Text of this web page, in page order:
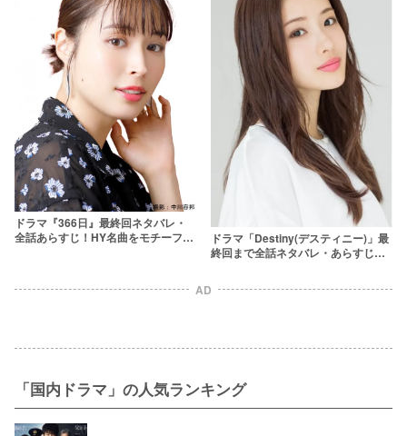
ドラマ『366日』最終回ネタバレ・
全話あらすじ！HY名曲をモチーフに
ドラマ「Destiny(デスティニー)」最
終回まで全話ネタバレ・あらすじ更
AD
「国内ドラマ」の人気ランキング